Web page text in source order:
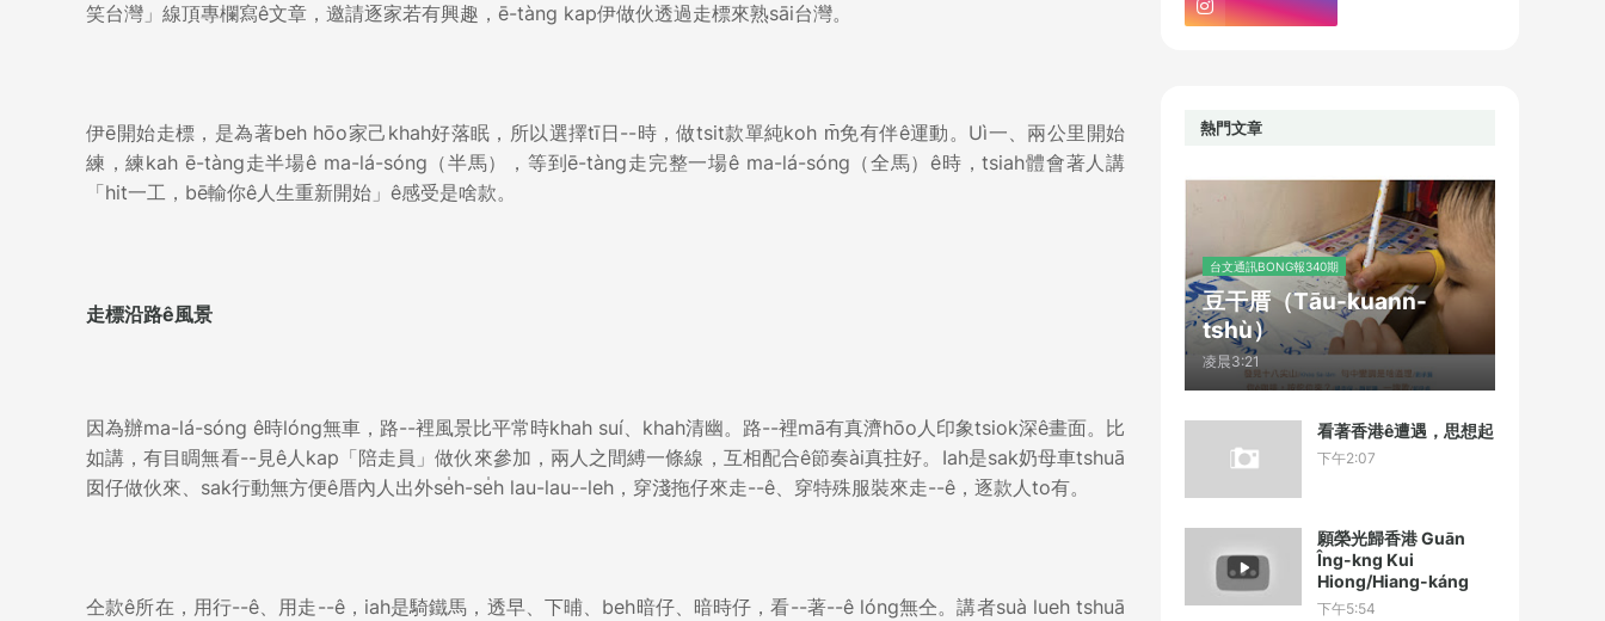
笑台灣」線頂專欄寫ê文章，邀請逐家若有興趣，ē-tàng kap伊做伙透過走標來熟sāi台灣。
伊ē開始走標，是為著beh hōo家己khah好落眠，所以選擇tī日--時，做tsit款單純koh m̄免有伴ê運動。Uì一、兩公里開始
練，練kah ē-tàng走半場ê ma-lá-sóng（半馬），等到ē-tàng走完整一場ê ma-lá-sóng（全馬）ê時，tsiah體會著人講
「hit一工，bē輸你ê人生重新開始」ê感受是啥款。
走標沿路ê風景
因為辦ma-lá-sóng ê時lóng無車，路--裡風景比平常時khah suí、khah清幽。路--裡mā有真濟hōo人印象tsiok深ê畫面。比
如講，有目睭無看--見ê人kap「陪走員」做伙來參加，兩人之間縛一條線，互相配合ê節奏ài真拄好。Iah是sak奶母車tshuā
囡仔做伙來、sak行動無方便ê厝內人出外se̍h-se̍h lau-lau--leh，穿淺拖仔來走--ê、穿特殊服裝來走--ê，逐款人to有。
仝款ê所在，用行--ê、用走--ê，iah是騎鐵馬，透早、下晡、beh暗仔、暗時仔，看--著--ê lóng無仝。講者suà lueh tshuā
熱門文章
台文通訊BONG報340期
豆干厝（Tāu-kuann-
tshù）
凌晨3:21
看著香港ê遭遇，思想起
下午2:07
願榮光歸香港 Guān
Îng-kng Kui
Hiong/Hiang-káng
下午5:54